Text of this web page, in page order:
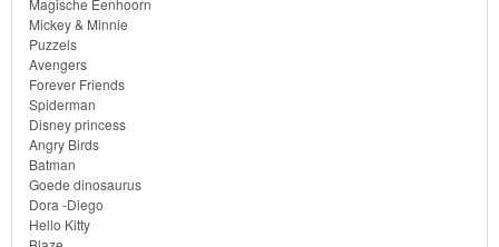
Skylanders
Superman
Toy
Story
Trolls
Magische Eenhoorn
Mickey & Minnie
Puzzels
Avengers
Forever Friends
Spiderman
Disney princess
Angry Birds
Batman
Goede dinosaurus
Dora -Diego
Hello Kitty